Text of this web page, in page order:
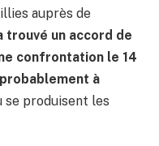
auprès de
trouvé un accord de
confrontation le 14
à
se produisent les